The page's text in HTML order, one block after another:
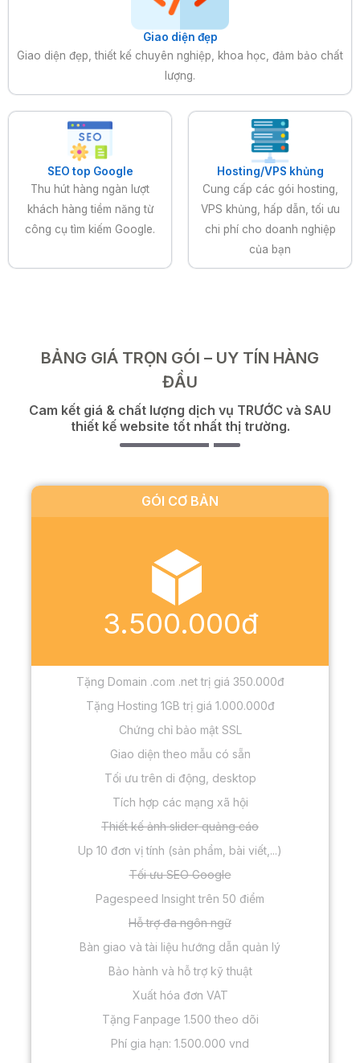
Giao diện đẹp
Giao diện đẹp, thiết kế chuyên nghiệp, khoa học, đảm bảo chất
lượng.
SEO top Google
Thu hút hàng ngàn lượt
khách hàng tiềm năng từ
công cụ tìm kiếm Google.
Hosting/VPS khủng
Cung cấp các gói hosting,
VPS khủng, hấp dẫn, tối ưu
chi phí cho doanh nghiệp
của bạn
BẢNG GIÁ TRỌN GÓI – UY TÍN HÀNG
ĐẦU
Cam kết giá & chất lượng dịch vụ TRƯỚC và SAU
thiết kế website tốt nhất thị trường.
GÓI CƠ BẢN
3.500.000đ
Tặng Domain .com .net trị giá 350.000đ
Tặng Hosting 1GB trị giá 1.000.000đ
Chứng chỉ bảo mật SSL
Giao diện theo mẫu có sẵn
Tối ưu trên di động, desktop
Tích hợp các mạng xã hội
Thiết kế ảnh slider quảng cáo
Up 10 đơn vị tính (sản phẩm, bài viết,...)
Tối ưu SEO Google
Pagespeed Insight trên 50 điểm
Hỗ trợ đa ngôn ngữ
Bàn giao và tài liệu hướng dẫn quản lý
Bảo hành và hỗ trợ kỹ thuật
Xuất hóa đơn VAT
Tặng Fanpage 1.500 theo dõi
Phí gia hạn: 1.500.000 vnd